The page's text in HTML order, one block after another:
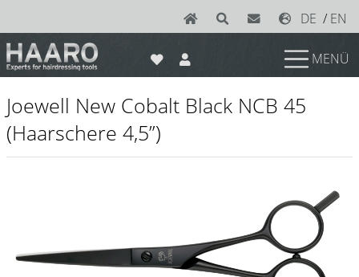
DE / EN
MENÜ
Scheren
Joewell
Joewell New Cobalt Black NCB 45
(Haarschere 4,5”)